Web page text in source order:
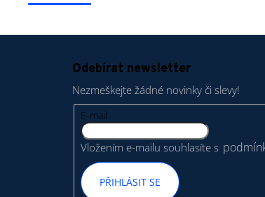
Odebírat newsletter
Nezmeškejte žádné novinky či slevy!
E-mail
Vložením e-mailu souhlasíte s
PŘIHLÁSIT SE